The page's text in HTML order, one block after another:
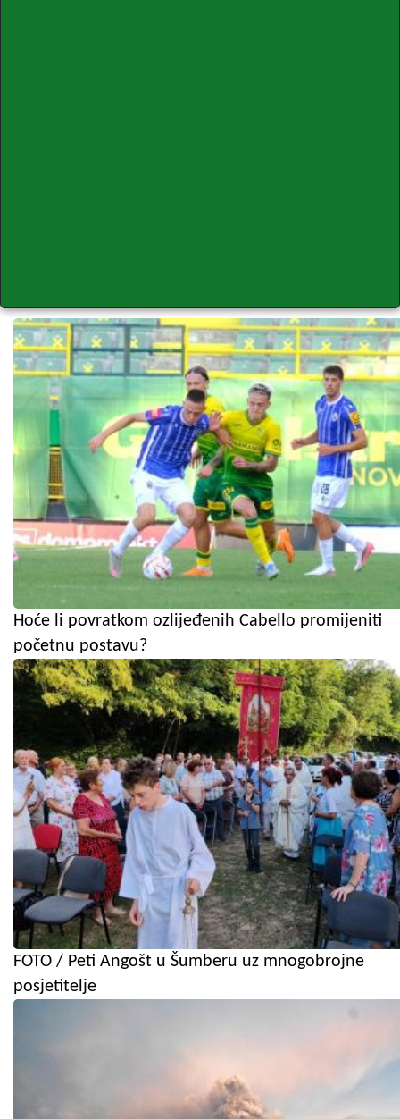
Hoće li povratkom ozlijeđenih Cabello promijeniti
početnu postavu?
FOTO / Peti Angošt u Šumberu uz mnogobrojne
posjetitelje